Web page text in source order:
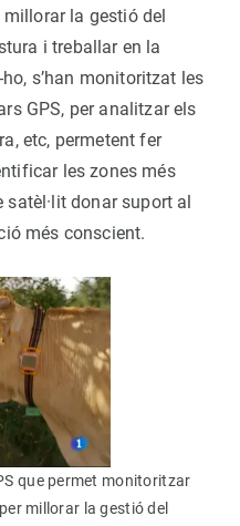
la gestió del
i treballar en la
s’han monitoritzat les
GPS, per analitzar els
etc, permetent fer
les zones més
donar suport al
més conscient.
que permet monitoritzar
millorar la gestió del